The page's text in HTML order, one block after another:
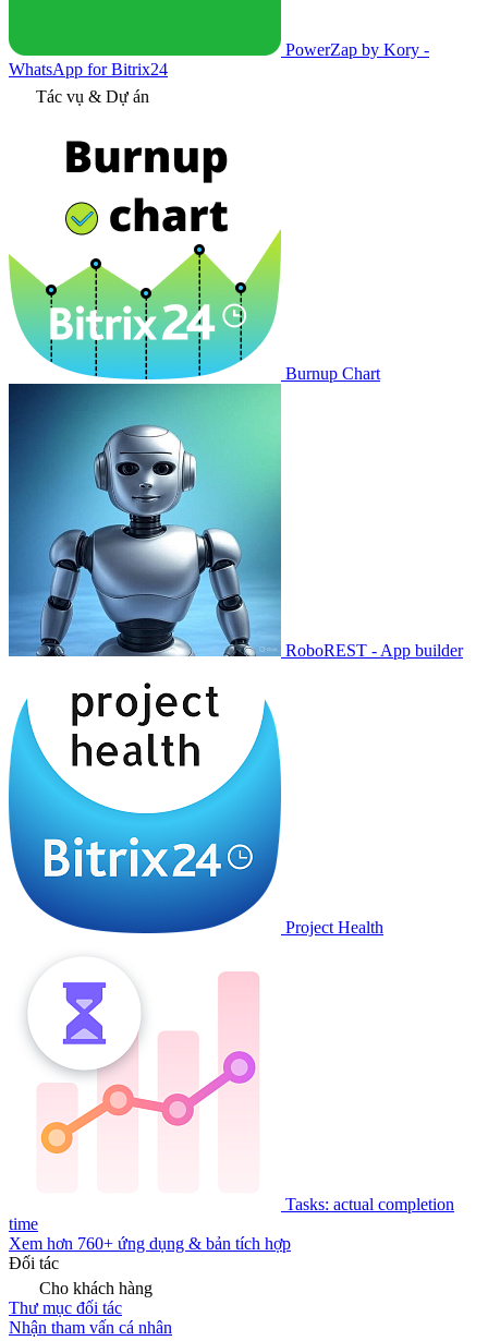
PowerZap by Kory -
WhatsApp for Bitrix24
Tác vụ & Dự án
Burnup Chart
RoboREST - App builder
Project Health
Tasks: actual completion
time
Xem hơn 760+ ứng dụng & bản tích hợp
Đối tác
Cho khách hàng
Thư mục đối tác
Nhận tham vấn cá nhân